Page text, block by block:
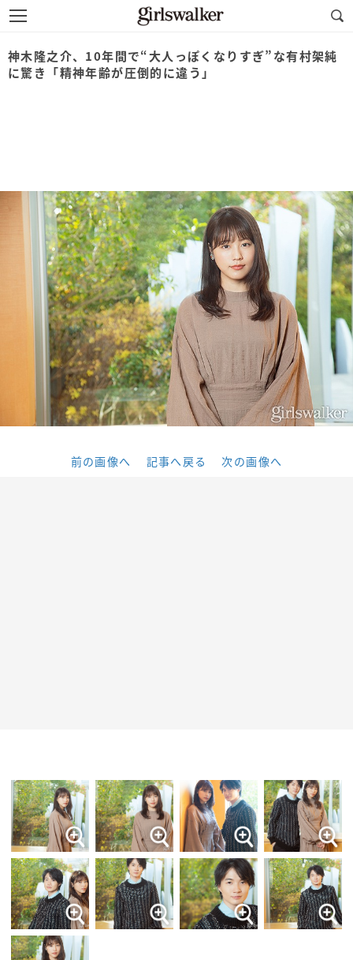
神木隆之介、10年間で“大人っぽくなりすぎ”な有村架純
に驚き「精神年齢が圧倒的に違う」
前の画像へ 記事へ戻る 次の画像へ